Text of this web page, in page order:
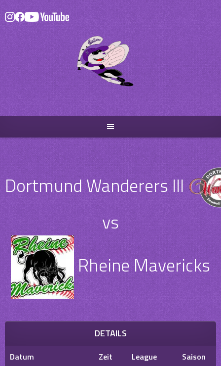
Skip
to
content
Dortmund Wanderers III
vs
Rheine Mavericks
DETAILS
Datum Zeit League
Saison